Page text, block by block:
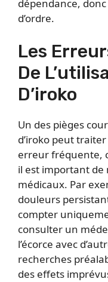
dépendance,
d’ordre.
Les
De
D’iroko
Un des pièges
d’iroko peut
erreur fréquente,
il est important de
médicaux. Par
douleurs
compter
consulter un
l’écorce avec
recherches
des effets